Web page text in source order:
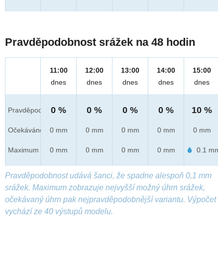
Pravděpodobnost srážek na 48 hodin
Pravděpod.
Očekáváno
Maximum
11:00
dnes
0 %
0 mm
0 mm
12:00
dnes
0 %
0 mm
0 mm
13:00
dnes
0 %
0 mm
0 mm
14:00
dnes
0 %
0 mm
0 mm
15:00
dnes
10 %
0 mm
0.1 mm
Pravděpodobnost udává šanci, že spadne alespoň 0,1 mm
srážek. Maximum zobrazuje nejvyšší možný úhrn srážek,
očekávaný úhrn pak nejpravděpodobnější variantu. Výpočet
vychází ze 40 výstupů modelu.